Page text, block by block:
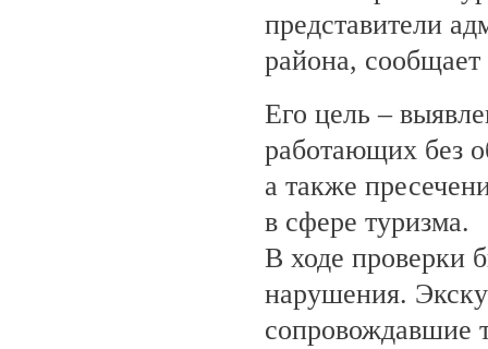
представители
района,
Его цель –
работающих без
а также
в сфере туризма.
В ходе проверки
нарушения.
сопровождавшие